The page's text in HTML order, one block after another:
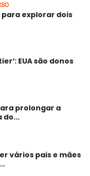
para explorar dois
EUA são donos
prolongar a
do...
vários pais e mães